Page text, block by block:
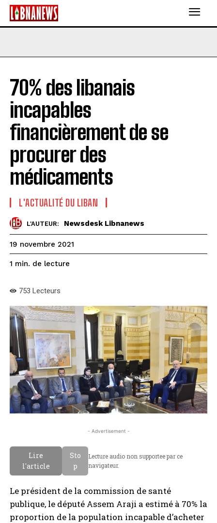
70% des libanais
incapables
financièrement de se
procurer des
médicaments
L'ACTUALITÉ DU LIBAN
L'AUTEUR: Newsdesk Libnanews
19 novembre 2021
1 min. de lecture
753 Lecteurs
- Advertisement -
Lire
l'article
Sto
p
Lecture audio non supportee par ce
navigateur.
Le président de la commission de santé
publique, le député Assem Araji a estimé à 70% la
proportion de la population incapable d’acheter